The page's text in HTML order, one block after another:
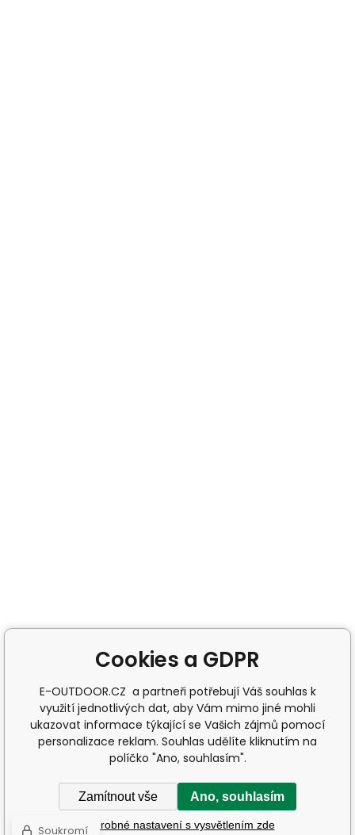
Cookies a GDPR
E-OUTDOOR.CZ a partneři potřebují Váš souhlas k
využití jednotlivých dat, aby Vám mimo jiné mohli
ukazovat informace týkající se Vašich zájmů pomocí
personalizace reklam. Souhlas udělíte kliknutím na
políčko "Ano, souhlasím".
Zamítnout vše Ano, souhlasím
Podrobné nastavení s vysvětlením zde
Soukromí